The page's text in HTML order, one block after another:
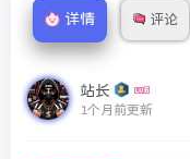
详情 评论
站长
1个月前更新